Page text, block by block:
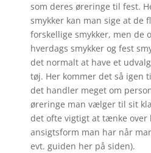
som deres øreringe til fest.
smykker kan man sige at de
forskellige smykker, men de
hverdags smykker og fest
det normalt at have et
tøj. Her kommer det så igen
det handler meget om
øreringe man vælger til sit
det ofte vigtigt at tænke over
ansigtsform man har når
evt. guiden her på siden).